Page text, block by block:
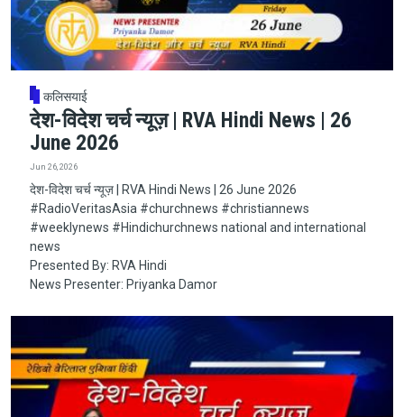
कलिसयाई
देश-विदेश चर्च न्यूज़ | RVA Hindi News | 26
June 2026
Jun 26, 2026
देश-विदेश चर्च न्यूज़ | RVA Hindi News | 26 June 2026
#RadioVeritasAsia​​​​​ #churchnews​​​​​ #christiannews​​​​​
#weeklynews​ #Hindichurchnews national and international
news
Presented By: RVA Hindi
News Presenter: Priyanka Damor